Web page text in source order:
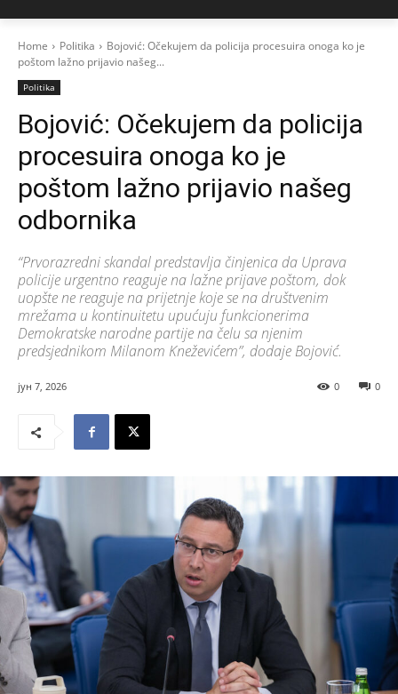
Home Politika
Bojović: Očekujem da policija procesuira onoga ko je
poštom lažno prijavio našeg...
Politika
Bojović: Očekujem da policija
procesuira onoga ko je
poštom lažno prijavio našeg
odbornika
“Prvorazredni skandal predstavlja činjenica da Uprava
policije urgentno reaguje na lažne prijave poštom, dok
uopšte ne reaguje na prijetnje koje se na društvenim
mrežama u kontinuitetu upućuju funkcionerima
Demokratske narodne partije na čelu sa njenim
predsjednikom Milanom Kneževićem”, dodaje Bojović.
јун 7, 2026 0
0